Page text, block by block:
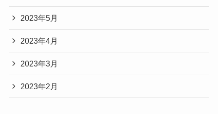
2023年5月
2023年4月
2023年3月
2023年2月